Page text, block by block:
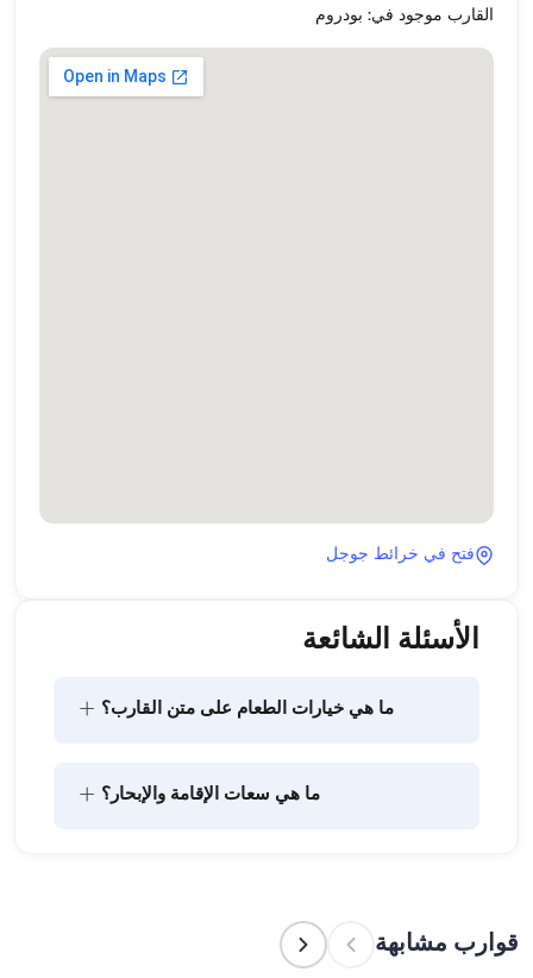
القارب موجود في: بودروم
فتح في خرائط جوجل
الأسئلة الشائعة
ما هي خيارات الطعام على متن القارب؟ +
ما هي سعات الإقامة والإبحار؟ +
للإيجارات اليومية، فتنطبق سعة الإبحار.
قوارب مشابهة